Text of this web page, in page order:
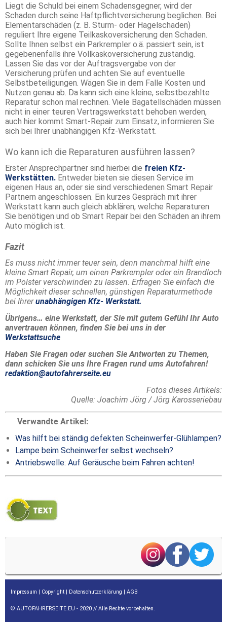
Liegt die Schuld bei einem Schadensgegner, wird der
Schaden durch seine Haftpflichtversicherung beglichen. Bei
Elementarschäden (z. B. Sturm- oder Hagelschaden)
reguliert Ihre eigene Teilkaskoversicherung den Schaden.
Sollte Ihnen selbst ein Parkrempler o.ä. passiert sein, ist
gegebenenfalls ihre Vollkaskoversicherung zuständig.
Lassen Sie das vor der Auftragsvergabe von der
Versicherung prüfen und achten Sie auf eventuelle
Selbstbeteiligungen. Wägen Sie in dem Falle Kosten und
Nutzen genau ab. Da kann sich eine kleine, selbstbezahlte
Reparatur schon mal rechnen. Viele Bagatellschäden müssen
nicht in einer teuren Vertragswerkstatt behoben werden,
auch hier kommt Smart-Repair zum Einsatz, informieren Sie
sich bei Ihrer unabhängigen Kfz-Werkstatt.
Wo kann ich die Reparaturen ausführen lassen?
Erster Ansprechpartner sind hierbei die freien Kfz-
Werkstätten. Entweder bieten sie diesen Service im
eigenen Haus an, oder sie sind verschiedenen Smart Repair
Partnern angeschlossen. Ein kurzes Gespräch mit ihrer
Werkstatt kann auch gleich abklären, welche Reparaturen
Sie benötigen und ob Smart Repair bei den Schäden an ihrem
Auto möglich ist.
Fazit
Es muss nicht immer teuer sein, denn manchmal hilft eine
kleine Smart Repair, um einen Parkrempler oder ein Brandloch
im Polster verschwinden zu lassen. Erfragen Sie einfach die
Möglichkeit dieser schnellen, günstigen Reparaturmethode
bei Ihrerunabhängigen Kfz- Werkstatt.
Übrigens… eine Werkstatt, der Sie mit gutem Gefühl Ihr Auto
anvertrauen können, finden Sie bei uns in der
Werkstattsuche
Haben Sie Fragen oder suchen Sie Antworten zu Themen,
dann schicken Sie uns Ihre Fragen rund ums Autofahren!
redaktion@autofahrerseite.eu
Fotos dieses Artikels:
Quelle: Joachim Jörg / Jörg Karosseriebau
Verwandte Artikel:
Was hilft bei ständig defekten Scheinwerfer-Glühlampen?
Lampe beim Scheinwerfer selbst wechseln?
Antriebswelle: Auf Geräusche beim Fahren achten!
Impressum Copyright Datenschutzerklärung AGB
© AUTOFAHRERSEITE.EU - 2020 // Alle Rechte vorbehalten.